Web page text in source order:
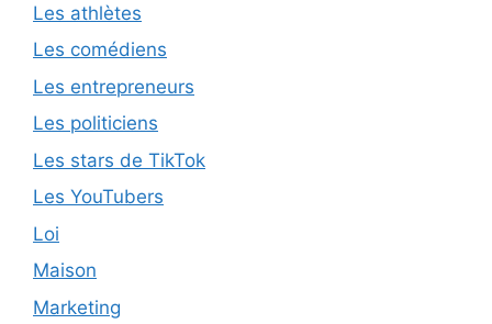
Les athlètes
Les comédiens
Les entrepreneurs
Les politiciens
Les stars de TikTok
Les YouTubers
Loi
Maison
Marketing